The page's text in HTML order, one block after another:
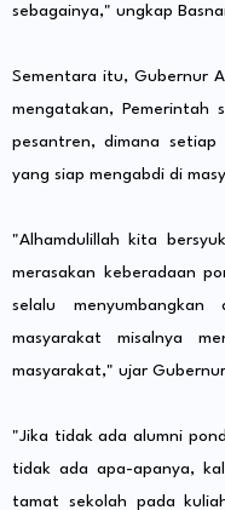
sebagainya," ungkap
Sementara itu, Gubernur
mengatakan, Pemerintah
pesantren, dimana setiap
yang siap mengabdi di
"Alhamdulillah kita
merasakan keberadaan
selalu
masyarakat misalnya
masyarakat," ujar
"Jika tidak ada alumni
tidak ada apa-apanya,
tamat sekolah pada